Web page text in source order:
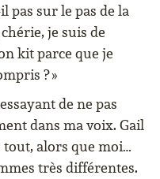
pas sur le pas de la
je suis de
kit parce que je
? »
de ne pas
dans ma voix. Gail
alors que moi…
très différentes.